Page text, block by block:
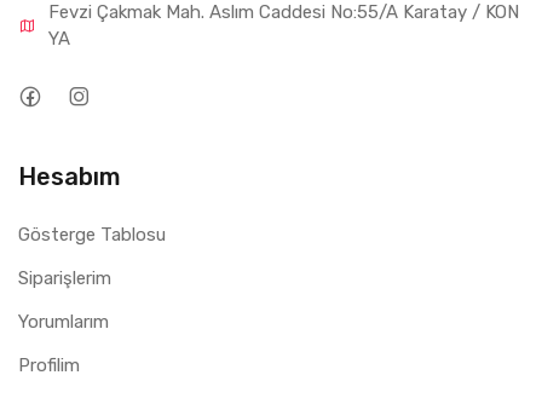
Fevzi Çakmak Mah. Aslım Caddesi No:55/A Karatay / KON
YA
Hesabım
Gösterge Tablosu
Siparişlerim
Yorumlarım
Profilim